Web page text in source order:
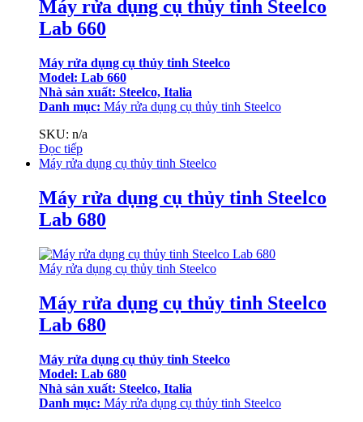
Máy rửa dụng cụ thủy tinh Steelco
Lab 660
Máy rửa dụng cụ thủy tinh Steelco
Model: Lab 660
Nhà sản xuất: Steelco, Italia
Danh mục: Máy rửa dụng cụ thủy tinh Steelco
SKU: n/a
Đọc tiếp
Máy rửa dụng cụ thủy tinh Steelco
Máy rửa dụng cụ thủy tinh Steelco
Lab 680
Máy rửa dụng cụ thủy tinh Steelco
Máy rửa dụng cụ thủy tinh Steelco
Lab 680
Máy rửa dụng cụ thủy tinh Steelco
Model: Lab 680
Nhà sản xuất: Steelco, Italia
Danh mục: Máy rửa dụng cụ thủy tinh Steelco